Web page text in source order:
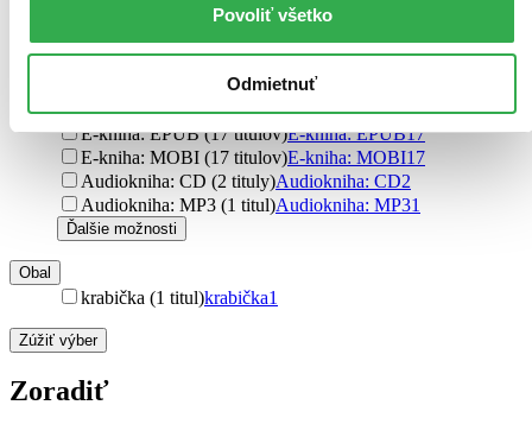
Povoliť všetko
Odmietnuť
špirálová väzba (3 tituly)špirálová väzba
Ďalšie možnosti
E-kniha: PDF (37 titulov)E-kniha: PDF37
E-kniha: EPUB (17 titulov)E-kniha: EPUB17
E-kniha: MOBI (17 titulov)E-kniha: MOBI17
Audiokniha: CD (2 tituly)Audiokniha: CD2
Audiokniha: MP3 (1 titul)Audiokniha: MP31
Ďalšie možnosti
Obal
krabička (1 titul)krabička1
Zúžiť výber
Zoradiť